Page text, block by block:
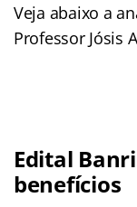
Veja abaixo a
Professor Jósis
Edital
benefícios